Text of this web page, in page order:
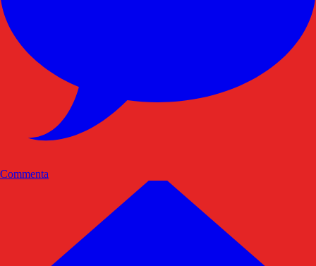
Commenta